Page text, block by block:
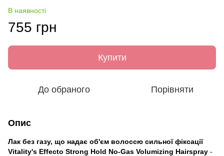
В наявності
755 грн
Купити
До обраного Порівняти
Опис
Лак без газу, що надає об'єм волоссю сильної фіксації
Vitality's Effecto Strong Hold No-Gas Volumizing Hairspray -